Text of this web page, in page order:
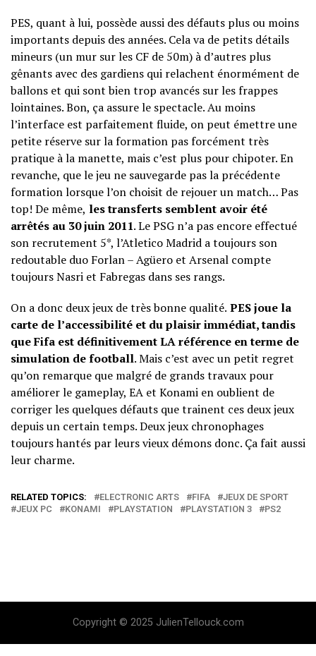
PES, quant à lui, possède aussi des défauts plus ou moins
importants depuis des années. Cela va de petits détails
mineurs (un mur sur les CF de 50m) à d’autres plus
gênants avec des gardiens qui relachent énormément de
ballons et qui sont bien trop avancés sur les frappes
lointaines. Bon, ça assure le spectacle. Au moins
l’interface est parfaitement fluide, on peut émettre une
petite réserve sur la formation pas forcément très
pratique à la manette, mais c’est plus pour chipoter. En
revanche, que le jeu ne sauvegarde pas la précédente
formation lorsque l’on choisit de rejouer un match… Pas
top! De même, les transferts semblent avoir été
arrêtés au 30 juin 2011. Le PSG n’a pas encore effectué
son recrutement 5*, l’Atletico Madrid a toujours son
redoutable duo Forlan – Agüero et Arsenal compte
toujours Nasri et Fabregas dans ses rangs.
On a donc deux jeux de très bonne qualité. PES joue la
carte de l’accessibilité et du plaisir immédiat, tandis
que Fifa est définitivement LA référence en terme de
simulation de football. Mais c’est avec un petit regret
qu’on remarque que malgré de grands travaux pour
améliorer le gameplay, EA et Konami en oublient de
corriger les quelques défauts que trainent ces deux jeux
depuis un certain temps. Deux jeux chronophages
toujours hantés par leurs vieux démons donc. Ça fait aussi
leur charme.
RELATED TOPICS: ELECTRONIC ARTS FIFA
JEUX DE SPORT
JEUX PC
KONAMI PLAYSTATION PLAYSTATION 3 PS2
Copyright © 2025 JulienTellouck.com